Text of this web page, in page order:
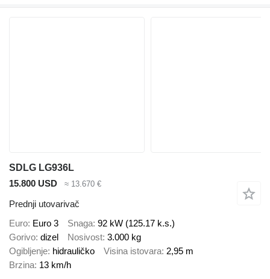
SDLG LG936L
15.800 USD
≈ 13.670 €
Prednji utovarivač
Euro Euro 3 Snaga 92 kW (125.17 k.s.)
Gorivo dizel Nosivost 3.000 kg
Ogibljenje hidrauličko Visina istovara 2,95 m
Brzina 13 km/h